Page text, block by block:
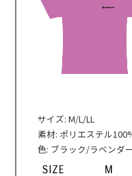
サイズ: M/L/LL
素材: ポリエステル
色: ブラック/ラベンダー